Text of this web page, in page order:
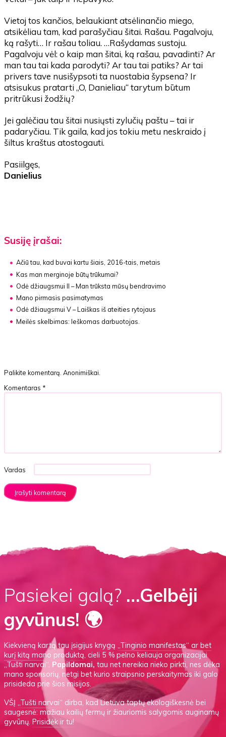
Vietoj tos kančios, belaukiant atsėlinančio miego,
atsikėliau tam, kad parašyčiau šitai. Rašau. Pagalvoju,
ką rašyti… Ir rašau toliau. …Rašydamas sustoju.
Pagalvoju vėl: o kaip man šitai, ką rašau, pavadinti? Ar
man tau tai kada parodyti? Ar tau tai patiks? Ar tai
privers tave nusišypsoti ta nuostabia šypsena? Ir
atsisukus pratarti „O, Danieliau“ tarytum būtum
pritrūkusi žodžių?
Jei galėčiau tau šitai nusiųsti zylučių paštu – tai ir
padaryčiau. Tik gaila, kad jos tokiu metu neskraido į
šiltus kraštus atostogauti.
Pasiilgęs,
Danielius
Susiję įrašai:
Ačiū tau, kad buvai kartu šiais, 2016-tais, metais
Kas man merginoje būtų trūkumai?
Odė džiaugsmui II – Man trūksta mūsų bendravimo
Mano pirmasis pasimatymas
Odė džiaugsmui V – Laiškas iš ateities rytojaus
Meilės skelbimas: Ieškomas darbuotojas.
Palikite komentarą. Anonimiškai.
Komentaras *
Vardas
Pasiekei galą? …Gelbėji
gyvūnus! 🌍
Kiekvieną kartą tau įsigijus knygą„Tinginio manifestas“ arbet
kurį kitą mano produktą, cieli 5 % pelno keliauja organizacijai
„Tušti narvai“. Papildomai, tau net nereikia nieko pirkti, nes dėka
mano sponsorių, netgi bet kurio straipsnio perskaitymas iki galo
prisideda prie šios misijos.
VŠĮ„Tušti narvai“ dirba, kad Lietuva taptų ekologiškesnė bei
saugesnė: mažiau kailių fermų ir žiauriomis salygomis auginamų
gyvūnų.Prisidėk ir tu!